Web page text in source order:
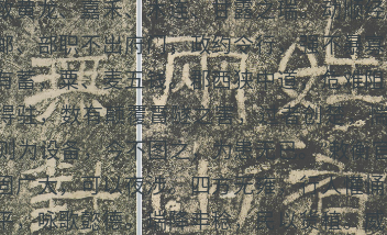
黄龙、嘉禾、木连、甘露之瑞。动顺
、部职不出府门，政约令行，强不暴
蓄，粟、麦五钱。郡西狭中道，危难
驻，数有颠覆霣隧之害，过者创楚，
为设备，今不图之，为患无已。”敕
广大，可以夜涉。四方无雍，行人懽
，咏歌懿德。瑞降丰稔，民以货稙。